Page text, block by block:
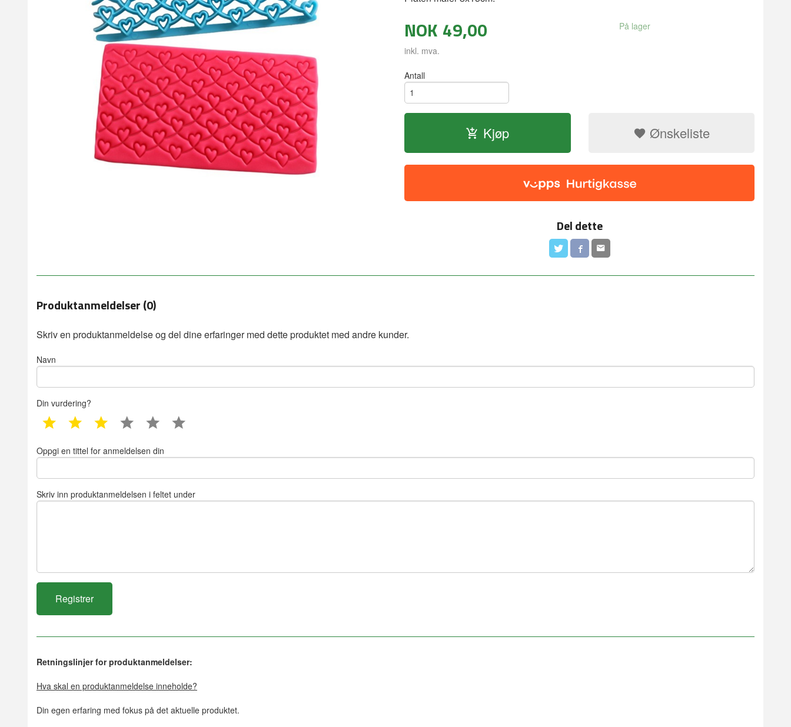
NOK 49,00
inkl. mva.
På lager
Antall
Kjøp Ønskeliste
Del dette
Produktanmeldelser (0)
Skriv en produktanmeldelse og del dine erfaringer med dette produktet med andre kunder.
Navn
Din vurdering?
1 star 2 star 3 star 4 star 5 star
Oppgi en tittel for anmeldelsen din
Skriv inn produktanmeldelsen i feltet under
Retningslinjer for produktanmeldelser:
Hva skal en produktanmeldelse inneholde?
Din egen erfaring med fokus på det aktuelle produktet.